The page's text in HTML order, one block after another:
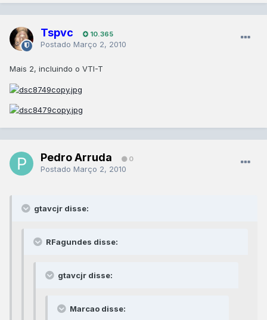
Tspvc 10.365
Postado Março 2, 2010
Mais 2, incluindo o VTI-T
Pedro Arruda 0
Postado Março 2, 2010
gtavcjr disse:
RFagundes disse:
gtavcjr disse:
Marcao disse: